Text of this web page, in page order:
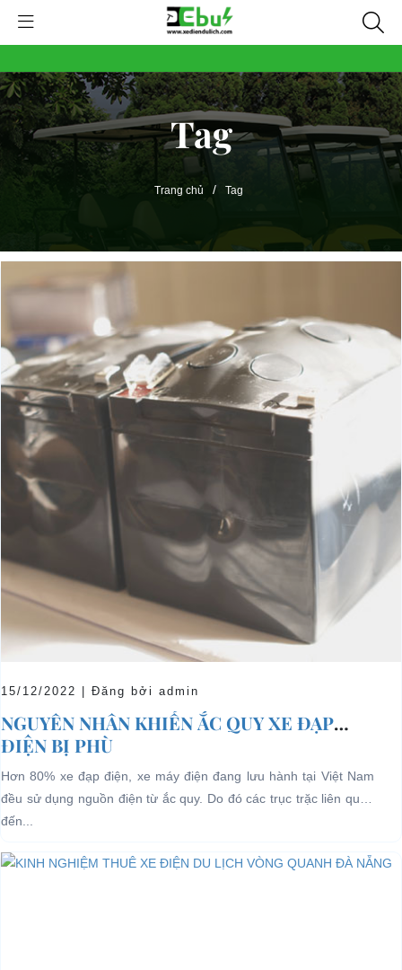
Tag
Trang chủ / Tag
15/12/2022 | Đăng bởi admin
NGUYÊN NHÂN KHIẾN ẮC QUY XE ĐẠP
ĐIỆN BỊ PHÙ
Hơn 80% xe đạp điện, xe máy điện đang lưu hành tại Việt Nam
đều sử dụng nguồn điện từ ắc quy. Do đó các trục trặc liên quan
đến...